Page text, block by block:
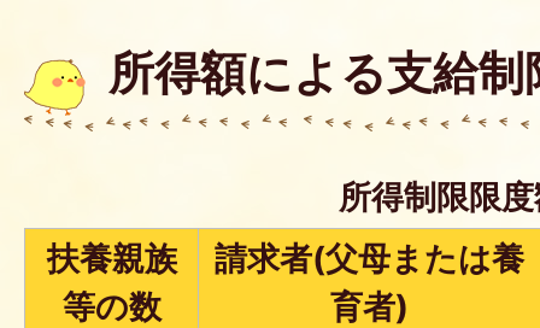
所得額による支給
所得制限限
扶養親族
等の数
請求者(父母または養
育者)